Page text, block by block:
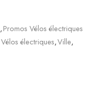
,Promos Vélos électriques
Vélos électriques,Ville,